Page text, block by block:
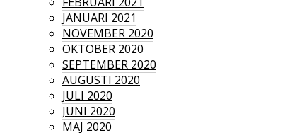
JANUARI 2021
NOVEMBER 2020
OKTOBER 2020
SEPTEMBER 2020
AUGUSTI 2020
JULI 2020
JUNI 2020
MAJ 2020